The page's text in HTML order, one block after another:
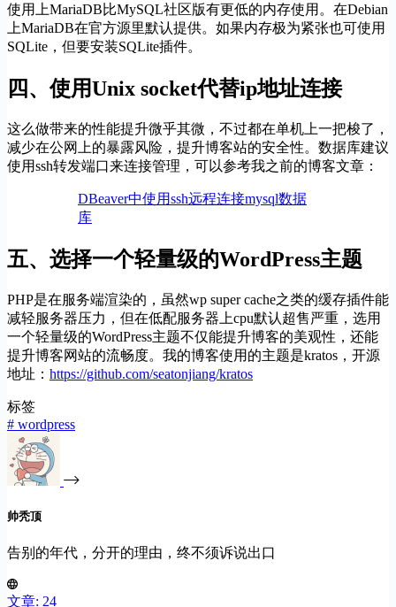
使用上MariaDB比MySQL社区版有更低的内存使用。在Debian
上MariaDB在官方源里默认提供。如果内存极为紧张也可使用
SQLite，但要安装SQLite插件。
四、使用Unix socket代替ip地址连接
这么做带来的性能提升微乎其微，不过都在单机上一把梭了，
减少在公网上的暴露风险，提升博客站的安全性。数据库建议
使用ssh转发端口来连接管理，可以参考我之前的博客文章：
DBeaver中使用ssh远程连接mysql数据
库
五、选择一个轻量级的WordPress主题
PHP是在服务端渲染的，虽然wp super cache之类的缓存插件能
减轻服务器压力，但在低配服务器上cpu默认超售严重，选用
一个轻量级的WordPress主题不仅能提升博客的美观性，还能
提升博客网站的流畅度。我的博客使用的主题是kratos，开源
地址： https://github.com/seatonjiang/kratos
标签
# wordpress
帅秃顶
告别的年代，分开的理由，终不须诉说出口
文章: 24